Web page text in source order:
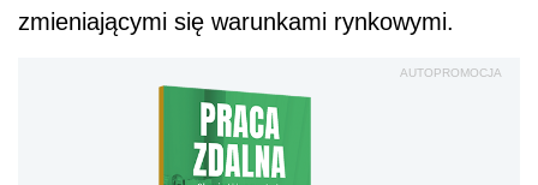
zmieniającymi się warunkami rynkowymi.
AUTOPROMOCJA